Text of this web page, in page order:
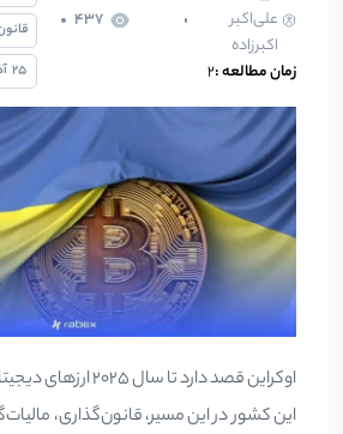
علی‌اکبر
اکبرزاده
437
زمان مطالعه :2
25
اوکراین قصد دارد تا
این کشور در این مسیر، قانون‌گذاری،